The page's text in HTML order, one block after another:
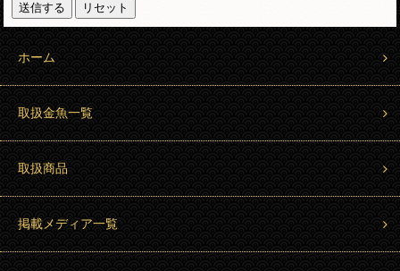
ホーム
取扱金魚一覧
取扱商品
掲載メディア一覧